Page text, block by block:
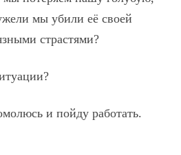
мы убили её своей
страстями?
и пойду работать.